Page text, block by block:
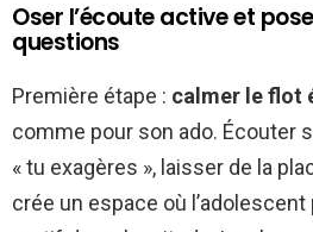
Oser l’écoute active et
questions
Première étape : calmer le flot
comme pour son ado. Écouter
« tu exagères », laisser de la
crée un espace où